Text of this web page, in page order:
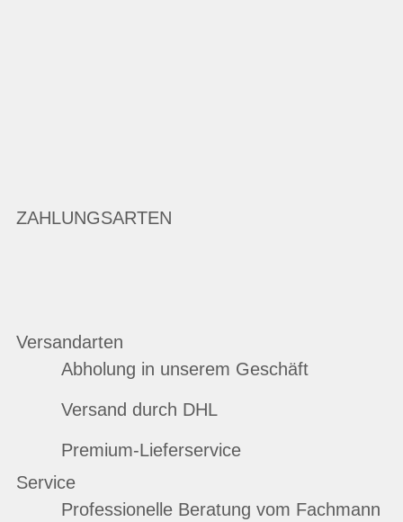
ZAHLUNGSARTEN
Versandarten
Abholung in unserem Geschäft
Versand durch DHL
Premium-Lieferservice
Service
Professionelle Beratung vom Fachmann